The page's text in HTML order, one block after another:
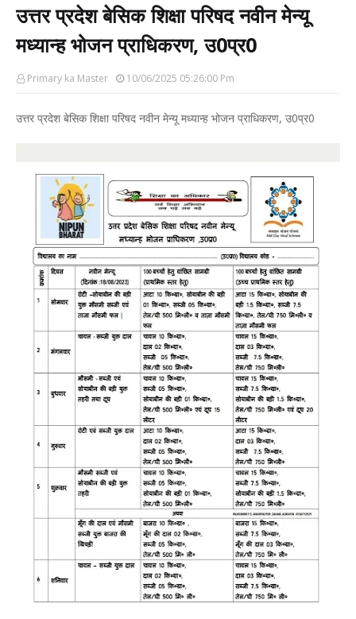
उत्तर प्रदेश बेसिक शिक्षा परिषद नवीन मेन्यू
मध्यान्ह भोजन प्राधिकरण, उ0प्र0
Primary ka Master 10/06/2025 05:26:00 Pm
उत्तर प्रदेश बेसिक शिक्षा परिषद नवीन मेन्यू मध्यान्ह भोजन प्राधिकरण, उ0प्र0